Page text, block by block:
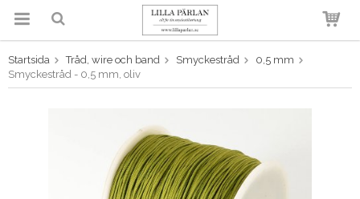
Produkten har blivit tillagd i
Startsida Tråd, wire och band Smyckestråd
0,5 mm
Smyckestråd - 0,5 mm, oliv